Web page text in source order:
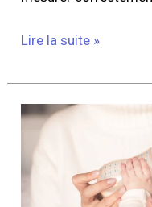
Lire la suite »
Comment
choisir